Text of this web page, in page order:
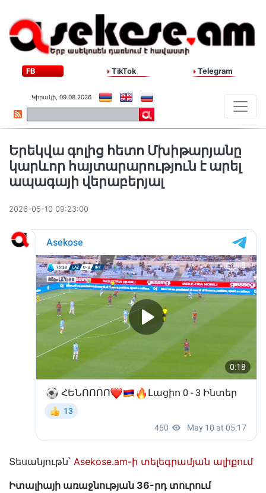
FB TikTok Telegram
Կիրակի, 09.08.2026
Երեկվա գոլից հետո Մխիթարյանը
կարևոր հայտարարություն է արել
ապագայի վերաբերյալ
2026-05-10 09:23:00
Տեսանյութն՝ Asekose.am-ի տելեգրամյան ալիքում
Իտալիայի առաջնության 36-րդ տուրում